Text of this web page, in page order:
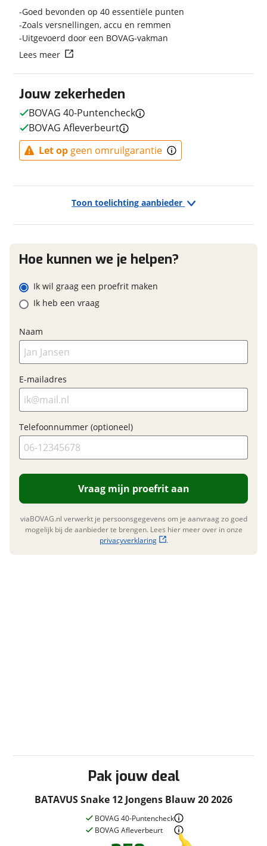
Transmissie
Vast
Aantal versnellingen
Geen versnellingen
Framemateriaal
Staal
Kleur
Fabriekskleur
Blauw
Type remsysteem voor
Merk remsysteem voor
SHIMANO
Model remsysteem voor
Type primair remsysteem
achter
Terugtraprem
E-bike
Elektrisch? Niet elektrisch
Financieel
Prijs
€ 259,-
BTW/marge
Bijtellingspercentage
Nieuwprijs
€ 259,-
BOVAG Garantie
Fabrieksgarantie van
toepassing
Fabrieksgarantie
Ja
Toon toelichting aanbieder
Pak jouw deal
BATAVUS Snake 12 Jongens Blauw 20 2026
BOVAG 40-Puntencheck
BOVAG Afleverbeurt
viaBOVAG.nl verwerkt je persoonsgegevens om je aanvraag zo
goed mogelijk bij de aanbieder te brengen. Lees hier meer
over in onzeprivacyverklaring
Jouw zekerheden
BOVAG 40-Puntencheck
BOVAG Afleverbeurt
Let op geen omruilgarantie
Goed bevonden op 40 essentiële punten
Zoals versnellingen, accu en remmen
Uitgevoerd door een BOVAG-vakman
Lees meer
Hoe kunnen we je helpen?
Ik wil graag een proefrit maken
Ik heb een vraag
Naam
E-mailadres
Telefoonnummer (optioneel)
Vraag mijn proefrit aan
viaBOVAG.nl verwerkt je persoonsgegevens om je aanvraag zo goed
mogelijk bij de aanbieder te brengen. Lees hier meer over in onze
privacyverklaring
.